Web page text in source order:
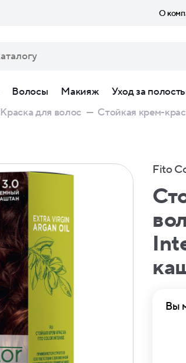
О
Волосы Макияж Уход за
Краска для волос — Стойкая крем-
Fito
Вы